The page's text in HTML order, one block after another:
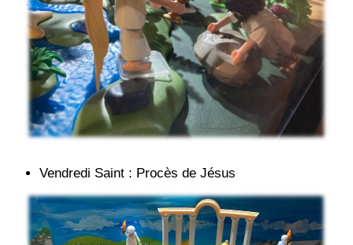
Vendredi Saint : Procès de Jésus